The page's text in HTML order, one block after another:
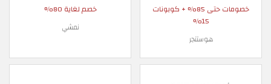
خصومات حتى 85% + كوبونات
15%
هوستنجر
خصم لغاية 80%
نمشي